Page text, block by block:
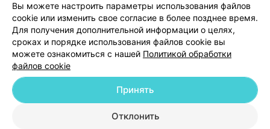
Добавить компанию
Добавить специалиста
Новости проекта
Размещение рекламы
Вы можете настроить параметры использования файлов
cookie или изменить свое согласие в более позднее время.
Для получения дополнительной информации о целях,
сроках и порядке использования файлов cookie вы
можете ознакомиться с нашей Политикой обработки
файлов cookie
Отклонить
Принять